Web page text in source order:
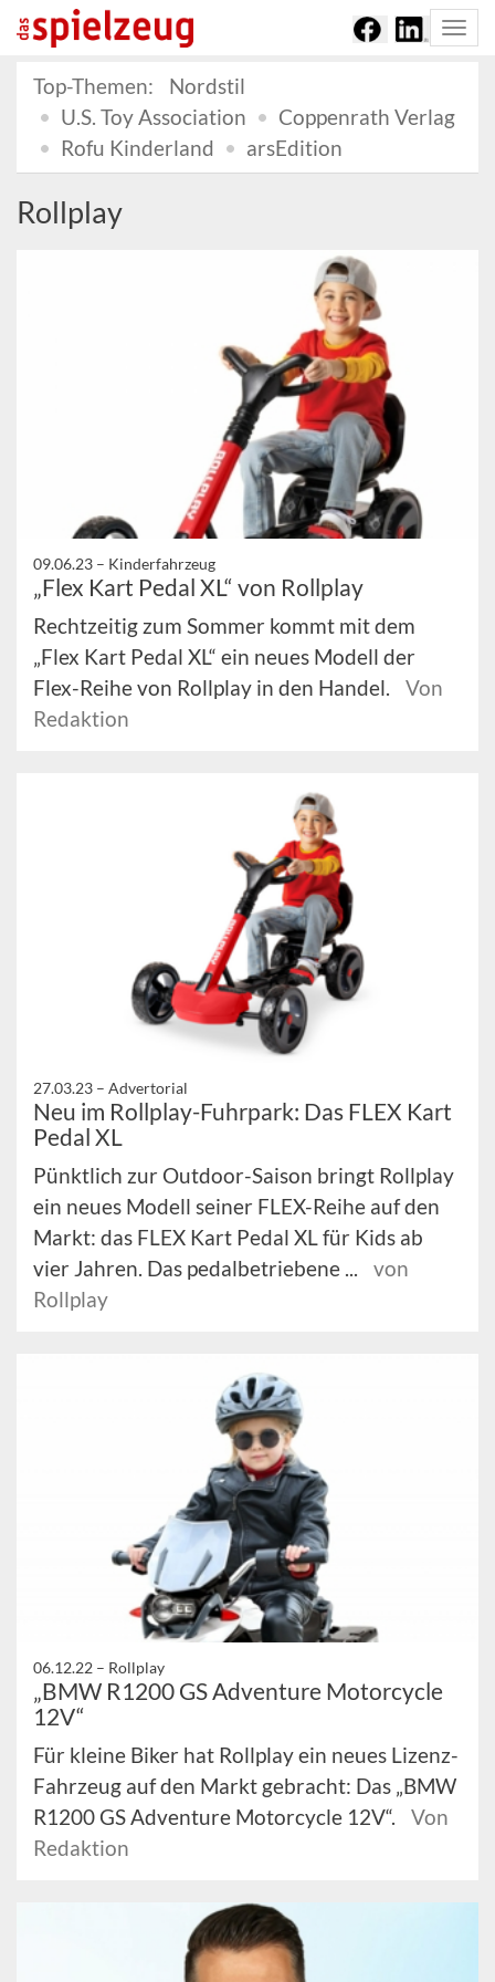
Top-Themen:
Nordstil
U.S. Toy Association
Coppenrath Verlag
Rofu Kinderland
arsEdition
Rollplay
09.06.23 – Kinderfahrzeug
„Flex Kart Pedal XL“ von Rollplay
Rechtzeitig zum Sommer kommt mit dem
„Flex Kart Pedal XL“ ein neues Modell der
Flex-Reihe von Rollplay in den Handel.
Von
Redaktion
27.03.23 – Advertorial
Neu im Rollplay-Fuhrpark: Das FLEX Kart
Pedal XL
Pünktlich zur Outdoor-Saison bringt Rollplay
ein neues Modell seiner FLEX-Reihe auf den
Markt: das FLEX Kart Pedal XL für Kids ab
vier Jahren. Das pedalbetriebene ...
von
Rollplay
06.12.22 – Rollplay
„BMW R1200 GS Adventure Motorcycle
12V“
Für kleine Biker hat Rollplay ein neues Lizenz-
Fahrzeug auf den Markt gebracht: Das „BMW
R1200 GS Adventure Motorcycle 12V“.
Von
Redaktion